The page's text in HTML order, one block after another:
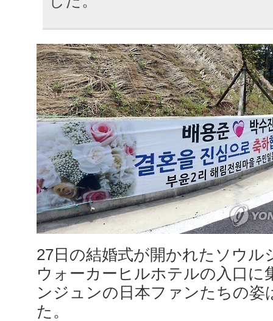
27日の結婚式が開かれたソウ
ウォーカーヒルホテルの入口に
ンジュンの日本ファンたちの姿
た。